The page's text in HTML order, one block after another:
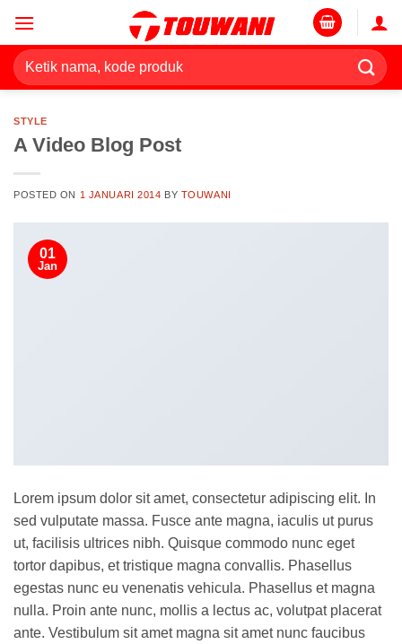
content
Pencarian
untuk:
STYLE
A Video Blog Post
POSTED ON 1 JANUARI 2014 BY TOUWANI
01
Jan
Lorem ipsum dolor sit amet, consectetur adipiscing elit. In
sed vulputate massa. Fusce ante magna, iaculis ut purus
ut, facilisis ultrices nibh. Quisque commodo nunc eget
tortor dapibus, et tristique magna convallis. Phasellus
egestas nunc eu venenatis vehicula. Phasellus et magna
nulla. Proin ante nunc, mollis a lectus ac, volutpat placerat
ante. Vestibulum sit amet magna sit amet nunc faucibus